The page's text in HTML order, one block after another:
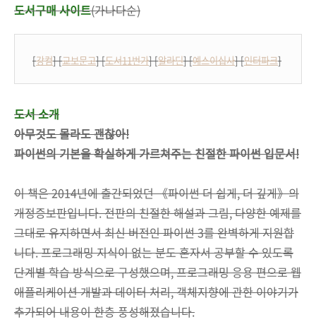
도서구매 사이트(가나다순)
[강컴] [교보문고] [도서11번가] [알라딘] [예스이십사] [인터파크]
도서 소개
아무것도 몰라도 괜찮아!
파이썬의 기본을 확실하게 가르쳐주는 친절한 파이썬 입문서!
이 책은 2014년에 출간되었던 《파이썬 더 쉽게, 더 깊게》의
개정증보판입니다. 전판의 친절한 해설과 그림, 다양한 예제를
그대로 유지하면서 최신 버전인 파이썬 3를 완벽하게 지원합
니다. 프로그래밍 지식이 없는 분도 혼자서 공부할 수 있도록
단계별 학습 방식으로 구성했으며, 프로그래밍 응용 편으로 웹
애플리케이션 개발과 데이터 처리, 객체지향에 관한 이야기가
추가되어 내용이 한층 풍성해졌습니다.